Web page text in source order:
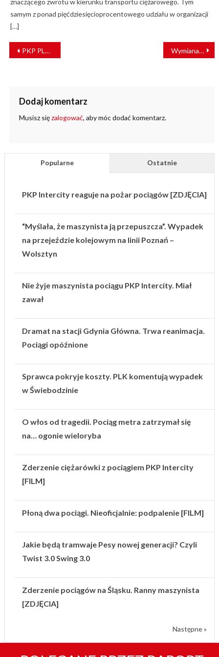
znaczącego zwrotu w kierunku transportu ciężarowego. Tym
samym z ponad pięćdziesięcioprocentowego udziału w organizacji
[…]
NAWIGACJA
WPISU
PKP PLK uruchomiły nowoczesną sieć WAN Wymiana pasażerska w Polsce w 2023 r.
Dodaj komentarz
Musisz sięzalogować, aby móc dodać komentarz.
Popularne Ostatnie
PKP Intercity reaguje na pożar pociągów [ZDJĘCIA]
“Myślała, że maszynista ją przepuszcza”. Wypadek
na przejeździe kolejowym na linii Poznań –
Wolsztyn
Nie żyje maszynista pociągu PKP Intercity. Miał
zawał
Dramat na stacji Gdynia Główna. Trwa reanimacja.
Pociągi opóźnione
Sprawca pokryje koszty. PLK komentują wypadek
w Świebodzinie
O włos od tragedii. Pociąg metra zatrzymał się
na… ogonie wieloryba
Zderzenie ciężarówki z pociągiem PKP Intercity
[FILM]
Płoną dwa pociągi. Nieoficjalnie: podpalenie [FILM]
Jakie będą tramwaje Pesy nowej generacji? Czyli
Twist 3.0 Swing 3.0
Zderzenie pociągów na Śląsku. Ranny maszynista
[ZDJĘCIA]
Następne »